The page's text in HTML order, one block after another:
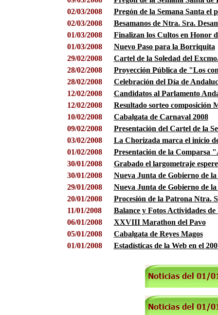
02/03/2008
Pregón de la Semana Santa el
02/03/2008
Besamanos de Ntra. Sra.
01/03/2008
Finalizan los Cultos en Honor
01/03/2008
Nuevo Paso para la Borriquita
29/02/2008
Cartel de la Soledad del
28/02/2008
Proyección Pública de "Los
28/02/2008
Celebración del Día de
12/02/2008
Candidatos al Parlamento
12/02/2008
Resultado sorteo composición
10/02/2008
Cabalgata de Carnaval 2008
09/02/2008
Presentación del Cartel de la
03/02/2008
La Chorizada marca el inicio
01/02/2008
Presentación de la Comparsa
30/01/2008
Grabado el largometraje
30/01/2008
Nueva Junta de Gobierno de
29/01/2008
Nueva Junta de Gobierno de
20/01/2008
Procesión de la Patrona Ntra.
11/01/2008
Balance y Fotos Actividades
06/01/2008
XXVIII Marathon del Pavo
05/01/2008
Cabalgata de Reyes Magos
01/01/2008
Estadísticas de la Web en el